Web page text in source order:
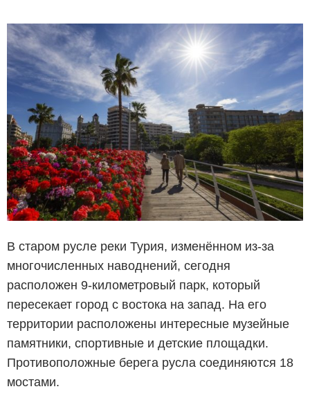
В старом русле реки Турия, изменённом из-за
многочисленных наводнений, сегодня
расположен 9-километровый парк, который
пересекает город с востока на запад. На его
территории расположены интересные музейные
памятники, спортивные и детские площадки.
Противоположные берега русла соединяются 18
мостами.